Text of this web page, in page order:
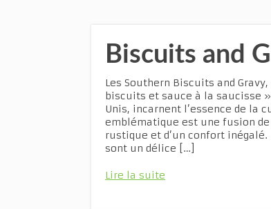
Biscuits and
Les Southern Biscuits and
biscuits et sauce à la saucisse
Unis, incarnent l’essence de la
emblématique est une fusion
rustique et d’un confort
sont un délice […]
Lire la suite